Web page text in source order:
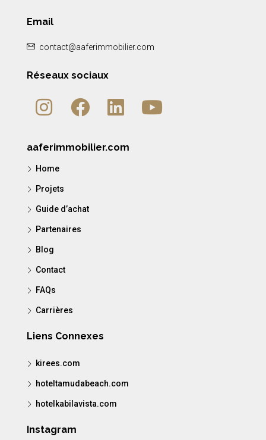
Email
contact@aaferimmobilier.com
Réseaux sociaux
aaferimmobilier.com
Home
Projets
Guide d’achat
Partenaires
Blog
Contact
FAQs
Carrières
Liens Connexes
kirees.com
hoteltamudabeach.com
hotelkabilavista.com
Instagram